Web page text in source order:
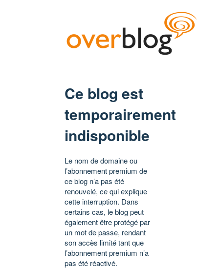
Ce blog est
temporairement
indisponible
Le nom de domaine ou
l’abonnement premium de
ce blog n’a pas été
renouvelé, ce qui explique
cette interruption. Dans
certains cas, le blog peut
également être protégé par
un mot de passe, rendant
son accès limité tant que
l’abonnement premium n’a
pas été réactivé.